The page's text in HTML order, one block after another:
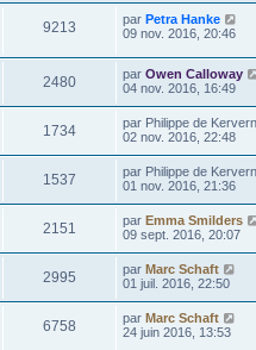
9213 par Petra Hanke
09 nov. 2016, 20:46
2480 par Owen Calloway
04 nov. 2016, 16:49
1734 par Philippe de Kervern
02 nov. 2016, 22:48
1537 par Philippe de Kervern
01 nov. 2016, 21:36
2151 par Emma Smilders
09 sept. 2016, 20:07
2995 par Marc Schaft
01 juil. 2016, 22:50
6758 par Marc Schaft
24 juin 2016, 13:53